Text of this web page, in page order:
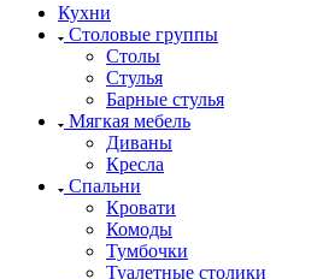
Кухни
Столовые группы
Столы
Стулья
Барные стулья
Мягкая мебель
Диваны
Кресла
Спальни
Кровати
Комоды
Тумбочки
Туалетные столики